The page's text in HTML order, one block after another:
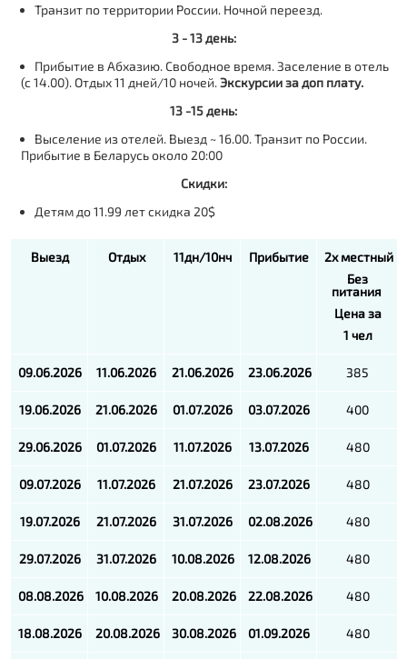
Транзит по территории России. Ночной переезд.
3 - 13 день:
Прибытие в Абхазию. Свободное время. Заселение в отель
(с 14.00). Отдых 11 дней/10 ночей.Экскурсии за доп плату.
13 -15 день:
Выселение из отелей. Выезд ~ 16.00. Транзит по России.
Прибытие в Беларусь около 20:00
Скидки:
Детям до 11.99 лет скидка 20$
Выезд Отдых 11дн/10нч Прибытие 2хместный
Без
питания
Ценаза
1 чел
09.06.2026 11.06.2026 21.06.2026 23.06.2026 385
19.06.2026 21.06.2026 01.07.2026 03.07.2026 400
29.06.2026 01.07.2026 11.07.2026 13.07.2026 480
09.07.2026 11.07.2026 21.07.2026 23.07.2026 480
19.07.2026 21.07.2026 31.07.2026 02.08.2026 480
29.07.2026 31.07.2026 10.08.2026 12.08.2026 480
08.08.2026 10.08.2026 20.08.2026 22.08.2026 480
18.08.2026 20.08.2026 30.08.2026 01.09.2026 480